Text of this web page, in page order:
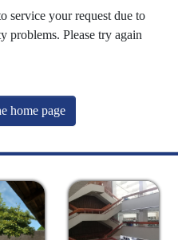
service your request due to
problems. Please try again
home page